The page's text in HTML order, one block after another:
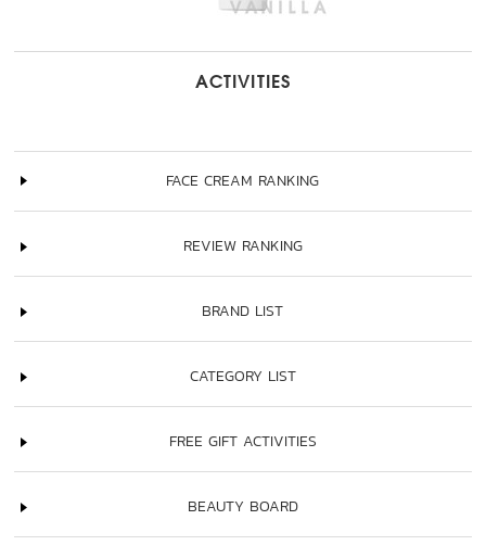
ACTIVITIES
FACE CREAM RANKING
REVIEW RANKING
BRAND LIST
CATEGORY LIST
FREE GIFT ACTIVITIES
BEAUTY BOARD